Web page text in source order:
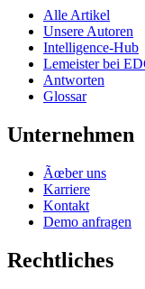
Alle Artikel
Unsere Autoren
Intelligence-Hub
Lemeister bei
Antworten
Glossar
Unternehmen
Ãœber uns
Karriere
Kontakt
Demo anfragen
Rechtliches